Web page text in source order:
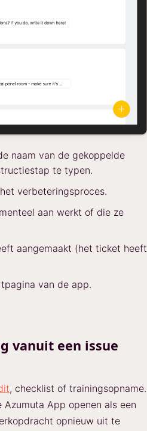
naam van de gekoppelde
te typen.
verbeteringsproces.
aan werkt of die ze
aangemaakt (het ticket heeft
van de app.
vanuit een issue
, checklist of trainingsopname.
App openen als een
opnieuw uit te